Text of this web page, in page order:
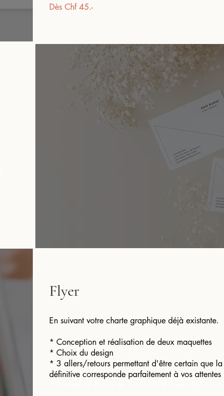
Dès Chf 45.-
Flyer
En suivant votre charte graphique déjà existante.
* Conception et réalisation de deux maquettes
* Choix du design
* 3 allers/retours permettant d'être certain que la
définitive corresponde parfaitement à vos attentes